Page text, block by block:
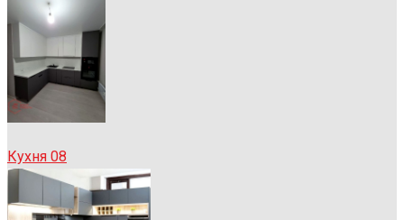
Кухня 08